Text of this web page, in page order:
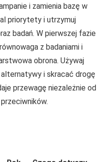
i zamienia bazę w
priorytety i utrzymuj
badań. W pierwszej fazie
z badaniami i
obrona. Używaj
i skracać drogę
przewagę niezależnie od